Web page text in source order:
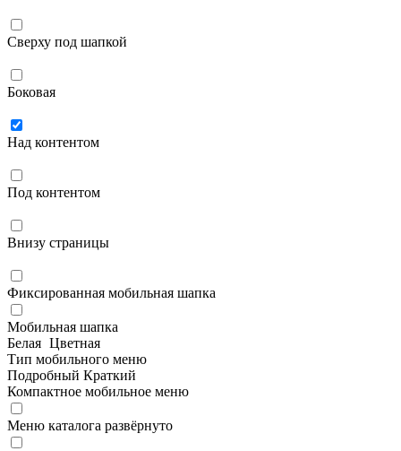
Сверху под шапкой
Боковая
Над контентом
Под контентом
Внизу страницы
Фиксированная мобильная шапка
Мобильная шапка
Белая Цветная
Тип мобильного меню
Подробный Краткий
Компактное мобильное меню
Меню каталога развёрнуто